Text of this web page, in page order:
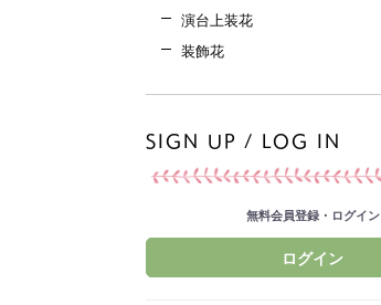
演台上装花
装飾花
SIGN UP / LOG IN
無料会員登録・ログイン
ログイン